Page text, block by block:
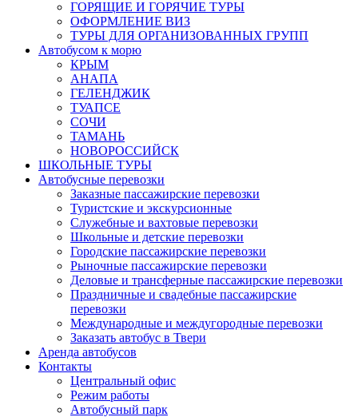
ГОРЯЩИЕ И ГОРЯЧИЕ ТУРЫ
ОФОРМЛЕНИЕ ВИЗ
ТУРЫ ДЛЯ ОРГАНИЗОВАННЫХ ГРУПП
Автобусом к морю
КРЫМ
АНАПА
ГЕЛЕНДЖИК
ТУАПСЕ
СОЧИ
ТАМАНЬ
НОВОРОССИЙСК
ШКОЛЬНЫЕ ТУРЫ
Автобусные перевозки
Заказные пассажирские перевозки
Туристские и экскурсионные
Служебные и вахтовые перевозки
Школьные и детские перевозки
Городские пассажирские перевозки
Рыночные пассажирские перевозки
Деловые и трансферные пассажирские перевозки
Праздничные и свадебные пассажирские
перевозки
Международные и междугородные перевозки
Заказать автобус в Твери
Аренда автобусов
Контакты
Центральный офис
Режим работы
Автобусный парк